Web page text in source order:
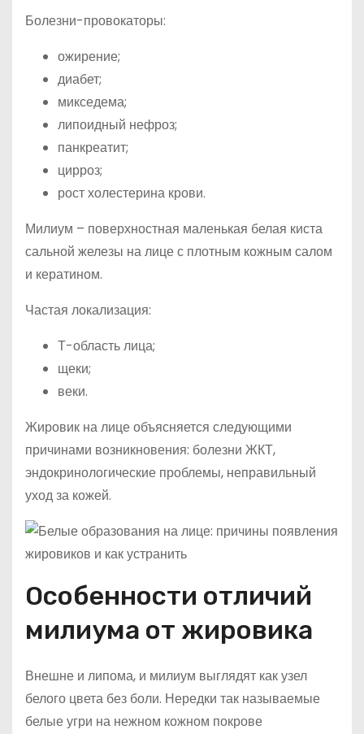
Болезни-провокаторы:
ожирение;
диабет;
микседема;
липоидный нефроз;
панкреатит;
цирроз;
рост холестерина крови.
Милиум – поверхностная маленькая белая киста
сальной железы на лице с плотным кожным салом
и кератином.
Частая локализация:
Т-область лица;
щеки;
веки.
Жировик на лице объясняется следующими
причинами возникновения: болезни ЖКТ,
эндокринологические проблемы, неправильный
уход за кожей.
Особенности отличий
милиума от жировика
Внешне и липома, и милиум выглядят как узел
белого цвета без боли. Нередки так называемые
белые угри на нежном кожном покрове